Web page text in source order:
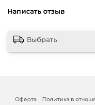
Написать отзыв
Выбрать
Оферта
Политика в